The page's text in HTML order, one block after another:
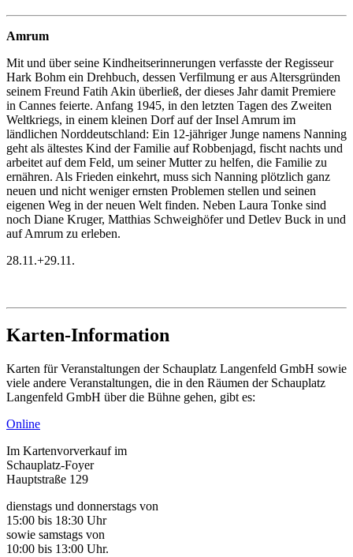
Amrum
Mit und über seine Kindheitserinnerungen verfasste der Regisseur
Hark Bohm ein Drehbuch, dessen Verfilmung er aus Altersgründen
seinem Freund Fatih Akin überließ, der dieses Jahr damit Premiere
in Cannes feierte. Anfang 1945, in den letzten Tagen des Zweiten
Weltkriegs, in einem kleinen Dorf auf der Insel Amrum im
ländlichen Norddeutschland: Ein 12-jähriger Junge namens Nanning
geht als ältestes Kind der Familie auf Robbenjagd, fischt nachts und
arbeitet auf dem Feld, um seiner Mutter zu helfen, die Familie zu
ernähren. Als Frieden einkehrt, muss sich Nanning plötzlich ganz
neuen und nicht weniger ernsten Problemen stellen und seinen
eigenen Weg in der neuen Welt finden. Neben Laura Tonke sind
noch Diane Kruger, Matthias Schweighöfer und Detlev Buck in und
auf Amrum zu erleben.
28.11.+29.11.
Karten-Information
Karten für Veranstaltungen der Schauplatz Langenfeld GmbH sowie
viele andere Veranstaltungen, die in den Räumen der Schauplatz
Langenfeld GmbH über die Bühne gehen, gibt es:
Online
Im Kartenvorverkauf im
Schauplatz-Foyer
Hauptstraße 129
dienstags und donnerstags von
15:00 bis 18:30 Uhr
sowie samstags von
10:00 bis 13:00 Uhr.